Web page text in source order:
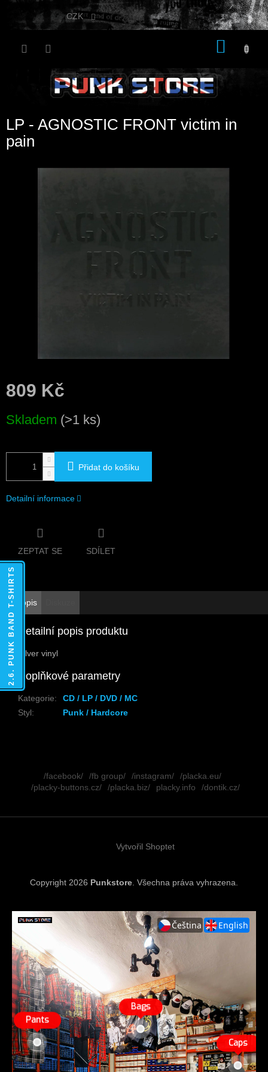
Přejít
CZK
LP - AGNOSTIC FRONT victim in
pain
809 Kč
cena:
Skladem (>1 ks)
Přidat do košíku
Detailní informace
ZEPTAT SE SDÍLET
Popis
Detailní popis produktu
Silver vinyl
Doplňkové parametry
Kategorie:
CD / LP / DVD / MC
Styl: Punk / Hardcore
/facebook/ /fb group/ /instagram/
/placka.eu/
/placky-buttons.cz/
/placka.biz/ placky.info /dontik.cz/
Vytvořil Shoptet
Copyright 2026 Punkstore . Všechna práva vyhrazena.
2.6. PUNK BAND T-SHIRTS